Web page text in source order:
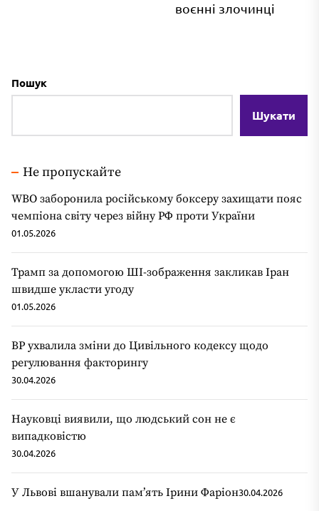
воєнні злочинці
Пошук
Шукати
Не пропускайте
WBO заборонила російському боксеру захищати пояс
чемпіона світу через війну РФ проти України
01.05.2026
Трамп за допомогою ШІ-зображення закликав Іран
швидше укласти угоду
01.05.2026
ВР ухвалила зміни до Цивільного кодексу щодо
регулювання факторингу
30.04.2026
Науковці виявили, що людський сон не є
випадковістю
30.04.2026
У Львові вшанували пам’ять Ірини Фаріон30.04.2026